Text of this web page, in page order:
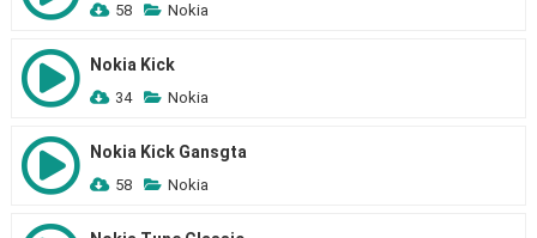
58 Nokia
Nokia Kick
34 Nokia
Nokia Kick Gansgta
58 Nokia